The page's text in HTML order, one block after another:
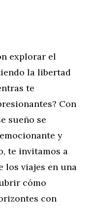
explorar el
la libertad
te
Con
sueño se
y
te invitamos a
los viajes en una
cómo
con